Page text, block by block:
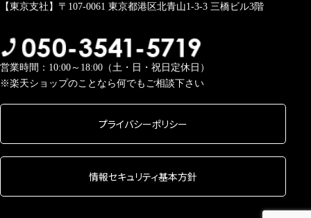
【東京支社】〒107-0061 東京都港区北青山1-3-3 三橋ビル3階
営業時間：10:00～18:00（土・日・祝日定休日）
※楽天ショップのことなら何でもご相談下さい
プライバシーポリシー
情報セキュリティ基本方針